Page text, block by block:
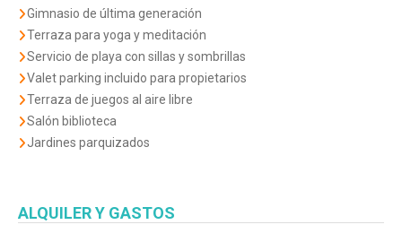
Gimnasio de última generación
Terraza para yoga y meditación
Servicio de playa con sillas y sombrillas
Valet parking incluido para propietarios
Terraza de juegos al aire libre
Salón biblioteca
Jardines parquizados
ALQUILER Y GASTOS